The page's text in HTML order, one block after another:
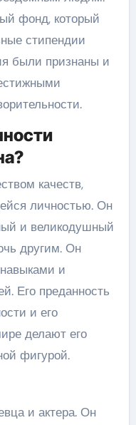
фонд, который
стипендии
были признаны и
качеств,
личностью. Он
и великодушный
другим. Он
и
Его преданность
и его
делают его
фигурой.
и актера. Он